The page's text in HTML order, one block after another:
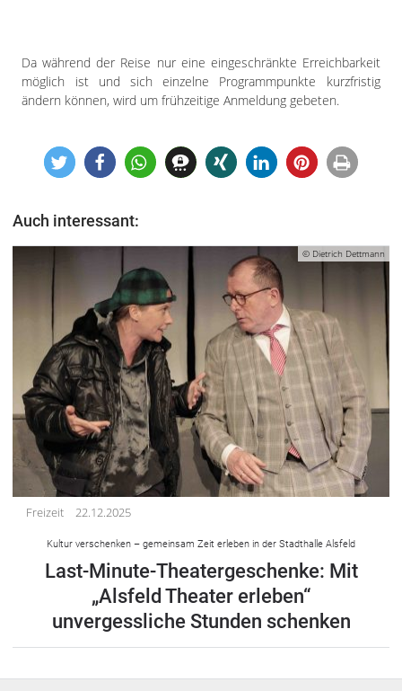
Da während der Reise nur eine eingeschränkte Erreichbarkeit
möglich ist und sich einzelne Programmpunkte kurzfristig
ändern können, wird um frühzeitige Anmeldung gebeten.
Auch interessant:
© Dietrich Dettmann
Freizeit 22.12.2025
Kultur verschenken – gemeinsam Zeit erleben in der Stadthalle Alsfeld
Last-Minute-Theatergeschenke: Mit
„Alsfeld Theater erleben“
unvergessliche Stunden schenken